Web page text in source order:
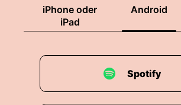
iPhone oder
iPad
Android
Spotify